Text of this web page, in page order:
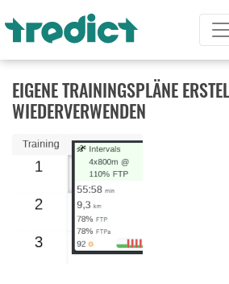
EIGENE TRAININGSPLÄNE
WIEDERVERWENDEN